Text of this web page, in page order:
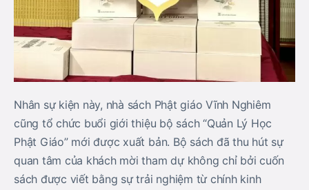
Nhân sự kiện này, nhà sách Phật giáo Vĩnh Nghiêm
cũng tổ chức buổi giới thiệu bộ sách “Quản Lý Học
Phật Giáo” mới được xuất bản. Bộ sách đã thu hút sự
quan tâm của khách mời tham dự không chỉ bởi cuốn
sách được viết bằng sự trải nghiệm từ chính kinh